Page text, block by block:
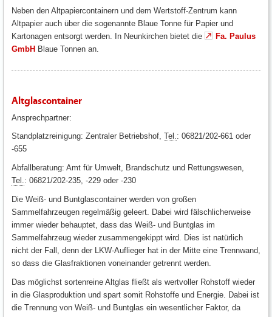
Neben den Altpapiercontainern und dem Wertstoff-Zentrum kann
Altpapier auch über die sogenannte Blaue Tonne für Papier und
Kartonagen entsorgt werden. In Neunkirchen bietet die
Fa. Paulus
GmbH Blaue Tonnen an.
Altglascontainer
Ansprechpartner:
Standplatzreinigung: Zentraler Betriebshof, Tel. : 06821/202-661 oder
-655
Abfallberatung: Amt für Umwelt, Brandschutz und Rettungswesen,
Tel. : 06821/202-235, -229 oder -230
Die Weiß- und Buntglascontainer werden von großen
Sammelfahrzeugen regelmäßig geleert. Dabei wird fälschlicherweise
immer wieder behauptet, dass das Weiß- und Buntglas im
Sammelfahrzeug wieder zusammengekippt wird. Dies ist natürlich
nicht der Fall, denn der LKW-Auflieger hat in der Mitte eine Trennwand,
so dass die Glasfraktionen voneinander getrennt werden.
Das möglichst sortenreine Altglas fließt als wertvoller Rohstoff wieder
in die Glasproduktion und spart somit Rohstoffe und Energie. Dabei ist
die Trennung von Weiß- und Buntglas ein wesentlicher Faktor, da